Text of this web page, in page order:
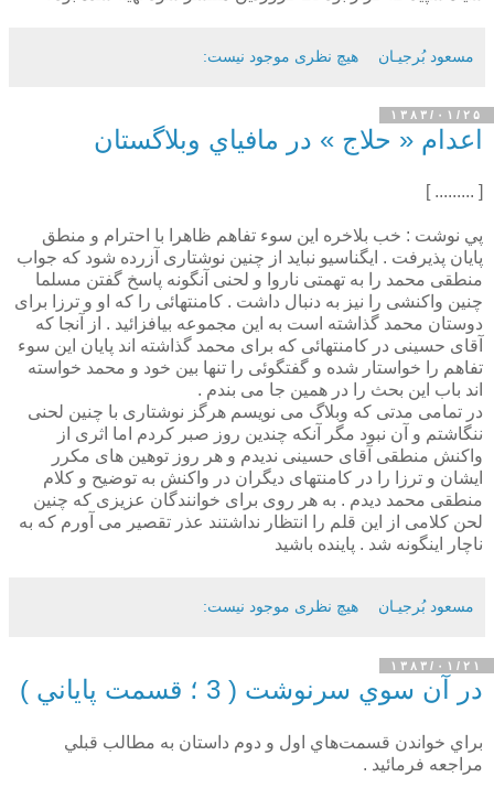
مسعود بُرجيـان هیچ نظری موجود نیست:
۱۳۸۳/۰۱/۲۵
اعدام « حلاج » در مافياي وبلاگستان
[ ......... ]
پي نوشت : خب بلاخره اين سوء تفاهم ظاهرا با احترام و منطق
پایان پذیرفت . ایگناسیو نباید از چنین نوشتاری آزرده شود که جواب
منطقی محمد را به تهمتی ناروا و لحنی آنگونه پاسخ گفتن مسلما
چنین واکنشی را نیز به دنبال داشت . کامنتهائی را که او و ترزا برای
دوستان محمد گذاشته است به این مجموعه بیافزائید . از آنجا که
آقای حسینی در کامنتهائی که برای محمد گذاشته اند پایان این سوء
تفاهم را خواستار شده و گفتگوئی را تنها بین خود و محمد خواسته
اند باب این بحث را در همین جا می بندم .
در تمامی مدتی که وبلاگ می نویسم هرگز نوشتاری با چنین لحنی
ننگاشتم و آن نبود مگر آنکه چندین روز صبر کردم اما اثری از
واکنش منطقی آقای حسینی ندیدم و هر روز توهین های مکرر
ایشان و ترزا را در کامنتهای دیگران در واکنش به توضیح و کلام
منطقی محمد دیدم . به هر روی برای خوانندگان عزیزی که چنین
لحن کلامی از این قلم را انتظار نداشتند عذر تقصیر می آورم که به
ناچار اینگونه شد . پاینده باشید
مسعود بُرجيـان هیچ نظری موجود نیست:
۱۳۸۳/۰۱/۲۱
در آن سوي سرنوشت ( 3 ؛ قسمت پاياني )
براي خواندن قسمت‌هاي اول و دوم داستان به مطالب قبلي
مراجعه فرمائيد .